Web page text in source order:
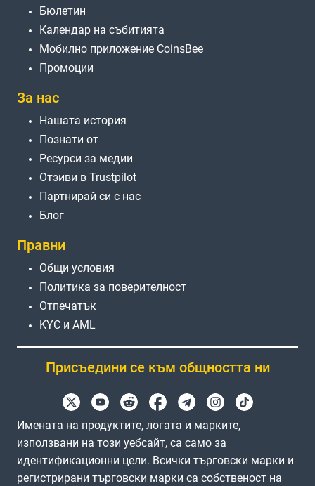
Бюлетин
Календар на събитията
Мобилно приложение CoinsBee
Промоции
За нас
Нашата история
Познати от
Ресурси за медии
Отзиви в Trustpilot
Партнирай си с нас
Блог
Правни
Общи условия
Политика за поверителност
Отпечатък
KYC и AML
Присъедини се към общността ни
Имената на продуктите, логата и марките,
използвани на този уебсайт, са само за
идентификационни цели. Всички търговски марки и
регистрирани търговски марки са собственост на